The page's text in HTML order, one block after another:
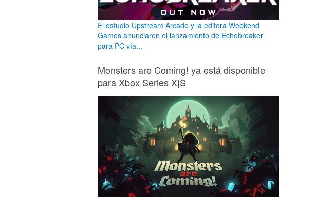
El estudio Upstream Arcade y la editora Weekend
Games anunciaron el lanzamiento de Echobreaker
para PC vía...
Monsters are Coming! ya está disponible
para Xbox Series X|S